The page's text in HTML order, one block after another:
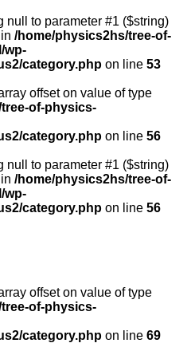
null to parameter #1 ($string)
/home/physics2hs/tree-of-
wp-
category.php on line 53
offset on value of type
of-physics-
category.php on line 56
null to parameter #1 ($string)
/home/physics2hs/tree-of-
wp-
category.php on line 56
offset on value of type
of-physics-
category.php on line 69